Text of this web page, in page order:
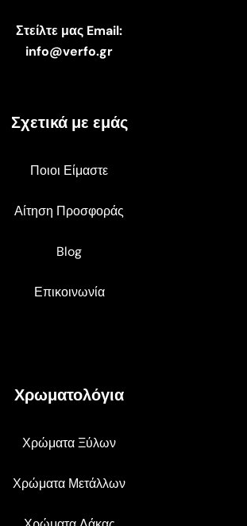
Στείλτε μας Email:
info@verfo.gr
Σχετικά με εμάς
Ποιοι Είμαστε
Αίτηση Προσφοράς
Blog
Επικοινωνία
Χρωματολόγια
Χρώματα Ξύλων
Χρώματα Μετάλλων